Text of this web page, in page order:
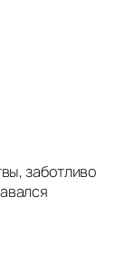
заботливо